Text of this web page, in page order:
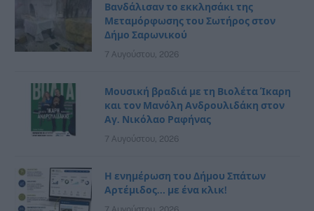
Βανδάλισαν το εκκλησάκι της
Μεταμόρφωσης του Σωτήρος στον
Δήμο Σαρωνικού
7 Αυγούστου, 2026
Μουσική βραδιά με τη Βιολέτα Ίκαρη
και τον Μανόλη Ανδρουλιδάκη στον
Αγ. Νικόλαο Ραφήνας
7 Αυγούστου, 2026
Η ενημέρωση του Δήμου Σπάτων
Αρτέμιδος… με ένα κλικ!